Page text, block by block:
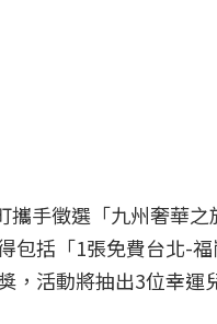
攜手徵選「九州奢華之
包括「1張免費台北-
，活動將抽出3位幸運